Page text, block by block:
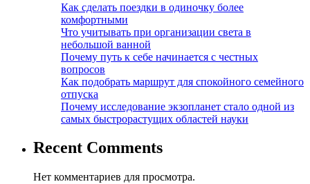
Как сделать поездки в одиночку более
комфортными
Что учитывать при организации света в
небольшой ванной
Почему путь к себе начинается с честных
вопросов
Как подобрать маршрут для спокойного семейного
отпуска
Почему исследование экзопланет стало одной из
самых быстрорастущих областей науки
Recent Comments
Нет комментариев для просмотра.